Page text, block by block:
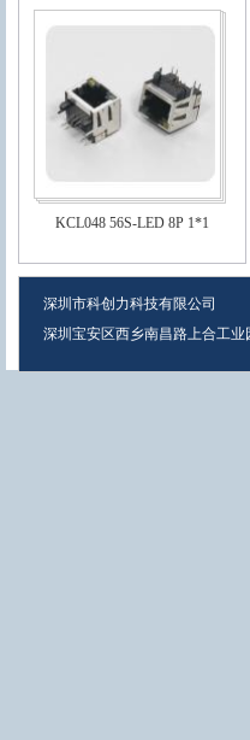
KCL048 56S-LED 8P 1*1
深圳市科创力科技有限公司
深圳宝安区西乡南昌路上合工业